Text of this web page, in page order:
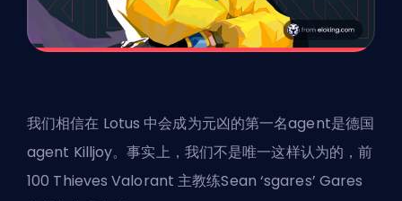
我们相信在 Lotus 中会成为元凶的第一名agent是德国
agent Killjoy。事实上，我们不是唯一这样认为的，前
100 Thieves Valorant 主教练Sean ‘sgares’ Gares